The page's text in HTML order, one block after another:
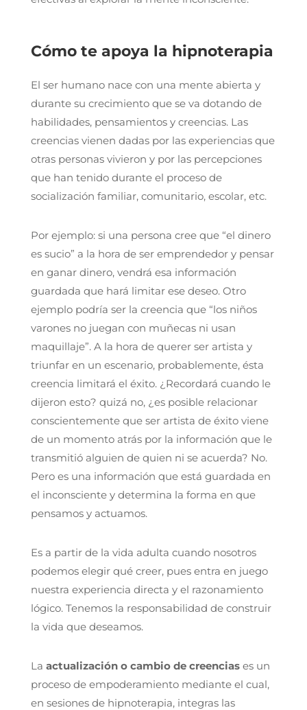
Cómo te apoya la hipnoterapia
El ser humano nace con una mente abierta y
durante su crecimiento que se va dotando de
habilidades, pensamientos y creencias. Las
creencias vienen dadas por las experiencias que
otras personas vivieron y por las percepciones
que han tenido durante el proceso de
socialización familiar, comunitario, escolar, etc.
Por ejemplo: si una persona cree que “el dinero
es sucio” a la hora de ser emprendedor y pensar
en ganar dinero, vendrá esa información
guardada que hará limitar ese deseo. Otro
ejemplo podría ser la creencia que “los niños
varones no juegan con muñecas ni usan
maquillaje”. A la hora de querer ser artista y
triunfar en un escenario, probablemente, ésta
creencia limitará el éxito. ¿Recordará cuando le
dijeron esto? quizá no, ¿es posible relacionar
conscientemente que ser artista de éxito viene
de un momento atrás por la información que le
transmitió alguien de quien ni se acuerda? No.
Pero es una información que está guardada en
el inconsciente y determina la forma en que
pensamos y actuamos.
Es a partir de la vida adulta cuando nosotros
podemos elegir qué creer, pues entra en juego
nuestra experiencia directa y el razonamiento
lógico. Tenemos la responsabilidad de construir
la vida que deseamos.
La actualización o cambio de creencias es un
proceso de empoderamiento mediante el cual,
en sesiones de hipnoterapia, integras las